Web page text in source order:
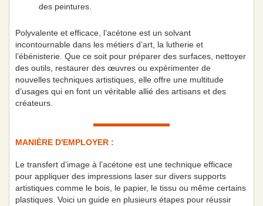
des peintures.
Polyvalente et efficace, l’acétone est un solvant
incontournable dans les métiers d’art, la lutherie et
l’ébénisterie. Que ce soit pour préparer des surfaces, nettoyer
des outils, restaurer des œuvres ou expérimenter de
nouvelles techniques artistiques, elle offre une multitude
d’usages qui en font un véritable allié des artisans et des
créateurs.
MANIÈRE D'EMPLOYER :
Le transfert d’image à l’acétone est une technique efficace
pour appliquer des impressions laser sur divers supports
artistiques comme le bois, le papier, le tissu ou même certains
plastiques. Voici un guide en plusieurs étapes pour réussir